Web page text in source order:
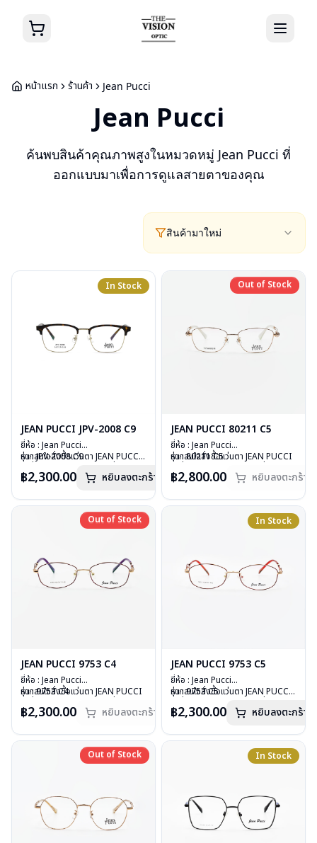
หน้าแรก ร้านค้า Jean Pucci
Jean Pucci
ค้นพบสินค้าคุณภาพสูงในหมวดหมู่ Jean Pucci ที่
ออกแบบมาเพื่อการดูแลสายตาของคุณ
สินค้ามาใหม่
In Stock
JEAN PUCCI JPV-2008 C9
ยี่ห้อ : Jean Pucci
รุ่น : JPV-2008 C9
เลนส์ : Demo Lens
น้ำหนัก : 21 กรัม
อุปกรณ์ : กล่องแว่น ผ้าเช็ดแว่น
การรับประกัน : 1 ปี
หากสนใจสั่งชื้อแว่นตา JEAN PUCCI
กรุณาติดต่อเราคลิก
฿2,300.00 หยิบลงตะกร้า
Out of Stock
Out of Stock
JEAN PUCCI 80211 C5
ยี่ห้อ : Jean Pucci
รุ่น : 80211 C5
เลนส์ : Demo Lens
น้ำหนัก : 15 กรัม
อุปกรณ์ : กล่องแว่น, ผ้าเช็ดแว่น
หากสนใจสั่งชื้อแว่นตา JEAN PUCCI
กรุณาติดต่อเราคลิก
สั่งกรุณาติดต่อเราคลิก
฿2,800.00 หยิบลงตะกร้า
Out of Stock
Out of Stock
JEAN PUCCI 9753 C4
ยี่ห้อ : Jean Pucci
รุ่น : 9753 C4
เลนส์ : Demo Lens
น้ำหนัก : 14 กรัม
อุปกรณ์ : กล่องแว่น, ผ้าเช็ดแว่น
การรับประกัน : 1 ปี
หากสนใจสั่งชื้อแว่นตา JEAN PUCCI
กรุณาติดต่อเราคลิก
สั่งกรุณาติดต่อเราคลิก
฿2,300.00 หยิบลงตะกร้า
In Stock
JEAN PUCCI 9753 C5
ยี่ห้อ : Jean Pucci
รุ่น : 9753 C5
เลนส์ : Demo Lens
น้ำหนัก : 14 กรัม
อุปกรณ์ : กล่องแว่น, ผ้าเช็ดแว่น
หากสนใจสั่งชื้อแว่นตา JEAN PUCCI
กรุณาติดต่อเราคลิก
฿2,300.00 หยิบลงตะกร้า
Out of Stock
Out of Stock In Stock